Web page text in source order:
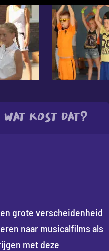
Wat kost dat?
grote verscheidenheid
naar musicalfilms als
met deze